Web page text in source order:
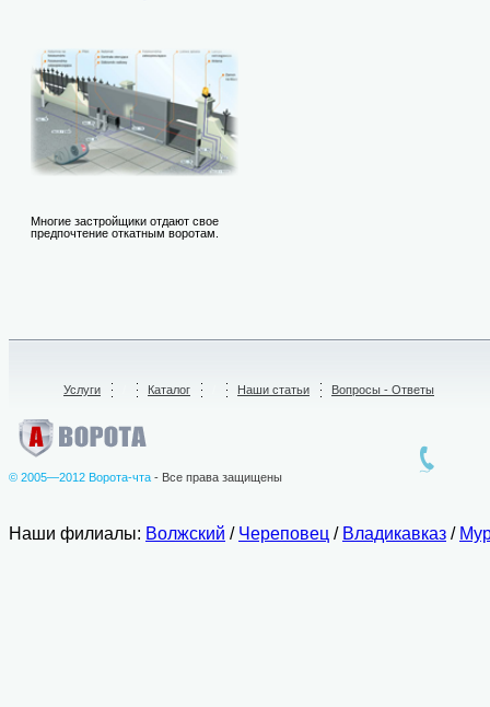
Многие застройщики отдают свое
предпочтение откатным воротам.
Услуги Каталог Наши статьи Вопросы - Ответы
© 2005—2012 Ворота-чта - Все права защищены
Наши филиалы: Волжский / Череповец / Владикавказ /